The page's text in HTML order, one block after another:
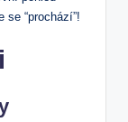
“prochází”!